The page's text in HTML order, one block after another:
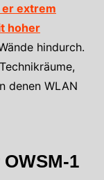
er extrem
hoher
hindurch.
denen WLAN